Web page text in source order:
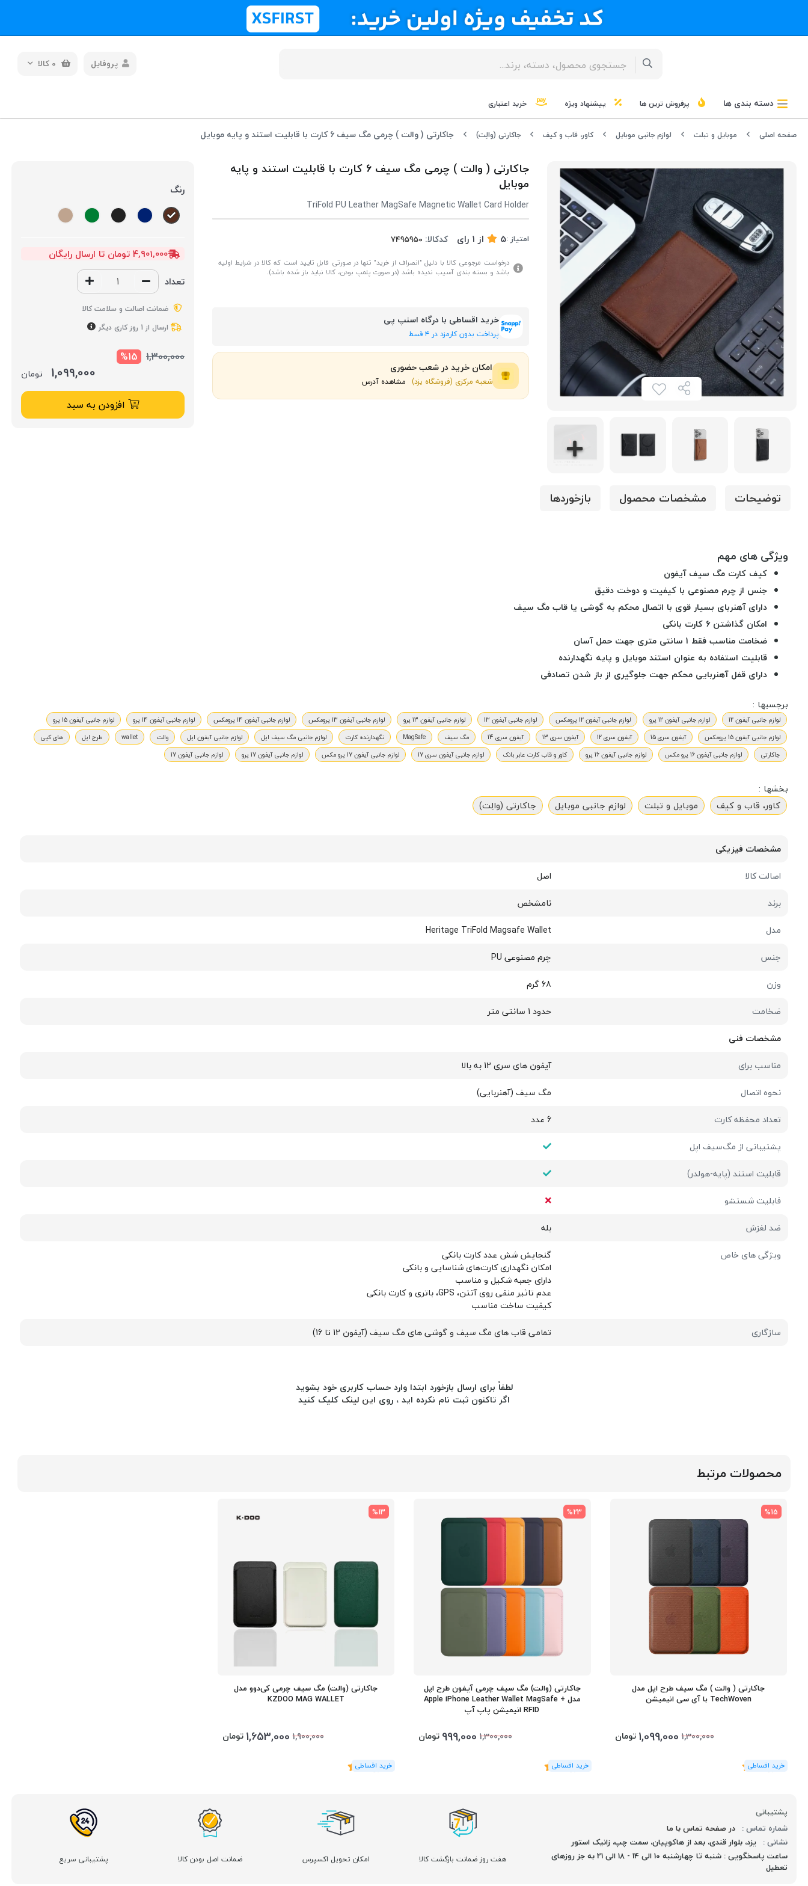
0 کالا پروفایل
دسته بندی ها پرفروش ترین ها پیشنهاد ویژه خرید اعتباری
صفحه اصلی موبایل و تبلت لوازم جانبی موبایل کاور، قاب و کیف جاکارتی (والِت) جاکارتی ( والت ) چرمی مگ سیف 6 کارت با قابلیت استند و پایه موبایل
جاکارتی ( والت ) چرمی مگ سیف 6 کارت با قابلیت استند و پایه
موبایل
TriFold PU Leather MagSafe Magnetic Wallet Card Holder
امتیاز :5 از 1 رای کدکالا:
درخواست مرجوعی کالا با دلیل "انصراف از خرید" تنها در صورتی قابل تایید است که کالا در شرایط اولیه
باشد و بسته بندی آسیب ندیده باشد (در صورت پلمپ بودن، کالا نباید باز شده باشد).
خرید اقساطی با درگاه اسنپ پی
پرداخت بدون کارمزد در ۴ قسط
امکان خرید در شعب حضوری
شعبه مرکزی (فروشگاه یزد) مشاهده آدرس
رنگ
4,901,000 تومان تا ارسال رایگان
تعداد
ضمانت اصالت و سلامت کالا
ارسال از 1 روز کاری دیگر
1,300,000
%15
1,099,000 تومان
افزودن به سبد
توضیحات مشخصات محصول بازخوردها
ویژگی های مهم
کیف کارت مگ سیف آیفون
جنس از چرم مصنوعی با کیفیت و دوخت دقیق
دارای آهنربای بسیار قوی با اتصال محکم به گوشی یا قاب مگ سیف
امکان گذاشتن 6 کارت بانکی
ضخامت مناسب فقط 1 سانتی متری جهت حمل آسان
قابلیت استفاده به عنوان استند موبایل و پایه نگهدارنده
دارای قفل آهنربایی محکم جهت جلوگیری از باز شدن تصادفی
برچسبها :
لوازم جانبی آیفون 12 لوازم جانبی آیفون 12 پرو لوازم جانبی آیفون 12 پرومکس لوازم جانبی آیفون 13 لوازم جانبی آیفون 13 پرو لوازم جانبی آیفون 13 پرومکس لوازم جانبی آیفون 14 پرومکس لوازم جانبی آیفون 14 پرو
لوازم جانبی آیفون 15 پرو
لوازم جانبی آیفون 15 پرومکس
آیفون سری 15 آیفون سری 12 آیفون سری 13 آیفون سری 14 مگ سیف MagSafe نگهدارنده کارت لوازم جانبی مگ سیف اپل لوازم جانبی آیفون اپل والت wallet طرح اپل
های کپی
جاکارتی
لوازم جانبی آیفون 16 پرو مکس لوازم جانبی آیفون 16 پرو کاور و قاب کارت عابر بانک لوازم جانبی آیفون سری 17 لوازم جانبی آیفون 17 پرو مکس لوازم جانبی آیفون 17 پرو لوازم جانبی آیفون 17
بخشها :
کاور، قاب و کیف
موبایل و تبلت لوازم جانبی موبایل جاکارتی (والِت)
مشخصات فیزیکی
اصالت کالا
اصل
برند
نامشخص
مدل
Heritage TriFold Magsafe Wallet
جنس
چرم مصنوعی PU
وزن
68 گرم
ضخامت
حدود 1 سانتی متر
مشخصات فنی
مناسب برای
آیفون های سری 12 به بالا
نحوه اتصال
مگ سیف (آهنربایی)
تعداد محفظه کارت
6 عدد
پشتیبانی از مگ‌سیف اپل
قابلیت استند (پایه-هولدر)
فابلیت شستشو
ضد لغزش
بله
ویژگی های خاص
گنجایش شش عدد کارت بانکی
امکان نگهداری کارت‌های شناسایی و بانکی
دارای جعبه شکیل و مناسب
عدم تاثیر منفی روی آنتن، GPS، باتری و کارت بانکی
کیفیت ساخت مناسب
سازگاری
تمامی قاب های مگ سیف و گوشی های مگ سیف (آیفون 12 تا 16)
لطفاً برای ارسال بازخورد ابتدا وارد حساب کاربری خود بشوید
اگر تاکنون ثبت نام نکرده اید ، روی این لینک کلیک کنید
محصولات مرتبط
%15
جاکارتی ( والت ) مگ سیف طرح اپل مدل
TechWoven با آی سی انیمیشن
1,300,000
1,099,000 تومان
(1رای)
5
%23
جاکارتی (والت) مگ سیف چرمی آیفون طرح اپل
مدل Apple iPhone Leather Wallet MagSafe +
RFID انیمیشن پاپ آپ
1,300,000
999,000 تومان
(4 رای)
5
%13
جاکارتی (والت) مگ سیف چرمی کی‌دوو مدل
KZDOO MAG WALLET
1,900,000
1,653,000 تومان
(2 رای)
5
پشتیبانی
شماره تماس : در صفحه تماس با ما
نشانی : یزد، بلوار قندی، بعد از هاکوپیان، سمت چپ، زانیک استور
ساعت پاسخگویی : شنبه تا چهارشنبه 10 الی 14 - 18 الی 21 به جز روزهای
تعطیل
هفت روز ضمانت بازگشت کالا امکان تحویل اکسپرس ضمانت اصل بودن کالا پشتیبانی سریع